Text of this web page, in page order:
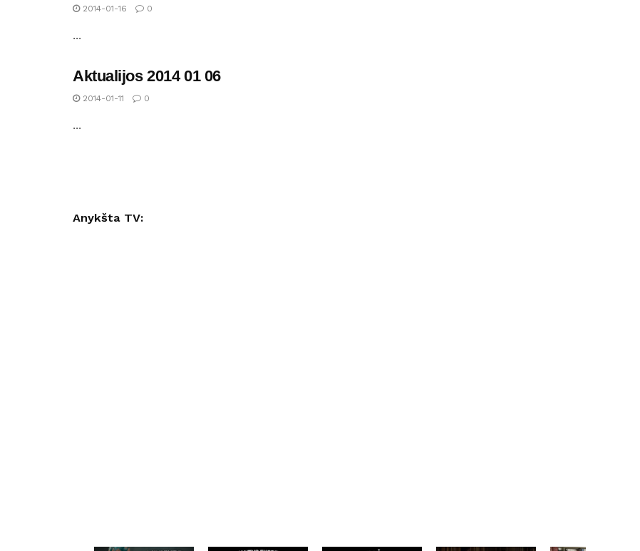
2014-01-16 0
...
Aktualijos 2014 01 06
2014-01-11 0
...
Anykšta TV: